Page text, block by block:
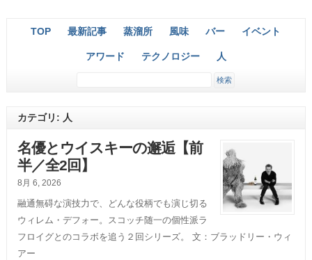
TOP 最新記事 蒸溜所 風味 バー イベント
アワード テクノロジー 人
カテゴリ: 人
名優とウイスキーの邂逅【前
半／全2回】
8月 6, 2026
融通無碍な演技力で、どんな役柄でも演じ切る
ウィレム・デフォー。スコッチ随一の個性派ラ
フロイグとのコラボを追う２回シリーズ。 文：ブラッドリー・ウィ
アー